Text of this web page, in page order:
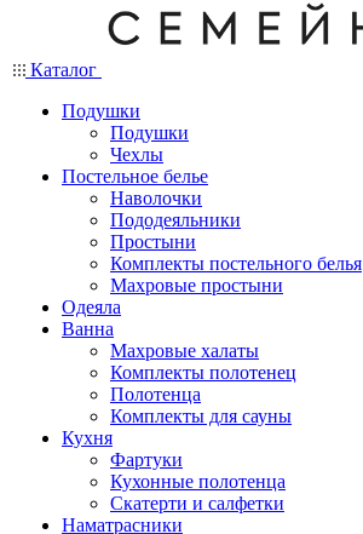
Каталог
Подушки
Подушки
Чехлы
Постельное белье
Наволочки
Пододеяльники
Простыни
Комплекты постельного белья
Махровые простыни
Одеяла
Ванна
Махровые халаты
Комплекты полотенец
Полотенца
Комплекты для сауны
Кухня
Фартуки
Кухонные полотенца
Скатерти и салфетки
Наматрасники